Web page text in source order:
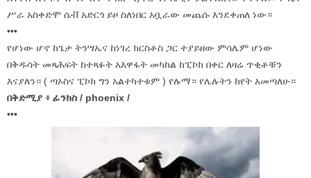
ሥራ አስቀድሞ ሴቭ አድርጎ ይዞ ስለነበር አቧራው መጨሱ እንደቀጠለ ነው።
•••
የሆነው ሆኖ ከጌታ ትንሣኤና ከነገረ ክርስቶስ ጋር ተያይዘው ምሳሌም ሆነው
በቅዱሳት መጻሕፍት ከተጻፉት አእዋፋት መካከል ከፒኮክ በቀር ለዛሬ ጥቂቶቹን
እናያለን። ( ጣኦስና ፒኮክ ግን አልተካተቱም ) የሉማ። የሌሉትን ከየት አመጣለሁ።
በቅድሚያ ፥ ፊንክስ / phoenix /
•••